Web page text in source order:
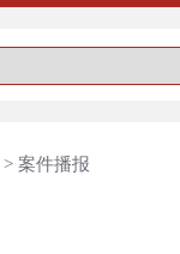
> 案件播报